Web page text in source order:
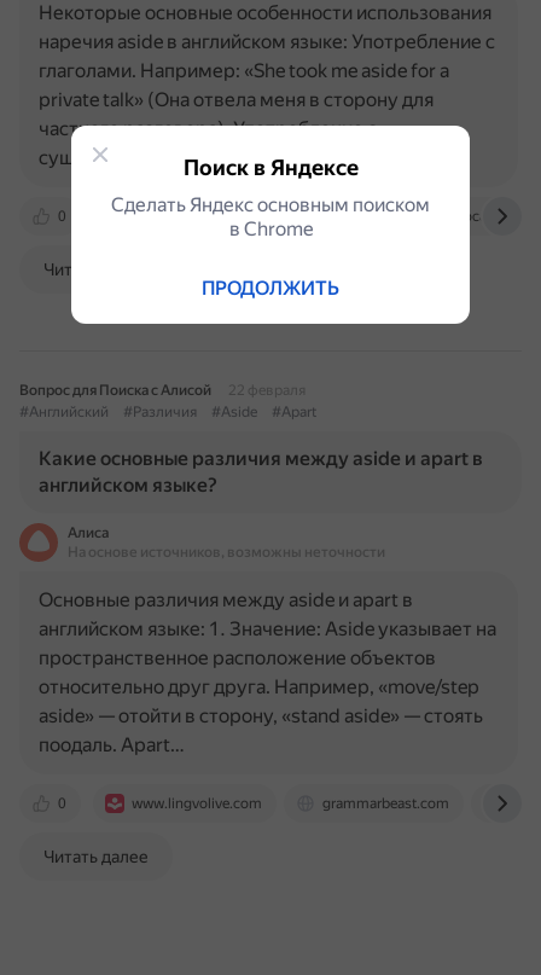
0 www.supersummary.com
Некоторые основные особенности использования
наречия aside в английском языке: Употребление с
глаголами. Например: «She took me aside for a
private talk» (Она отвела меня в сторону для
частного разговора). Употребление с
существительными…
Читать далее
Вопрос для Поиска с Алисой
22 февраля
#Английский
#Различия #Aside #Apart
Какие основные различия между aside и apart в
английском языке?
Алиса
На основе источников, возможны неточности
0 www.lingvolive.com grammarbeast.com
Основные различия между aside и apart в
английском языке: 1. Значение: Aside указывает на
пространственное расположение объектов
относительно друг друга. Например, «move/step
aside» — отойти в сторону, «stand aside» — стоять
поодаль. Apart…
Читать далее
Поиск в Яндексе
Сделать Яндекс основным поиском
в Сhrome
ПРОДОЛЖИТЬ